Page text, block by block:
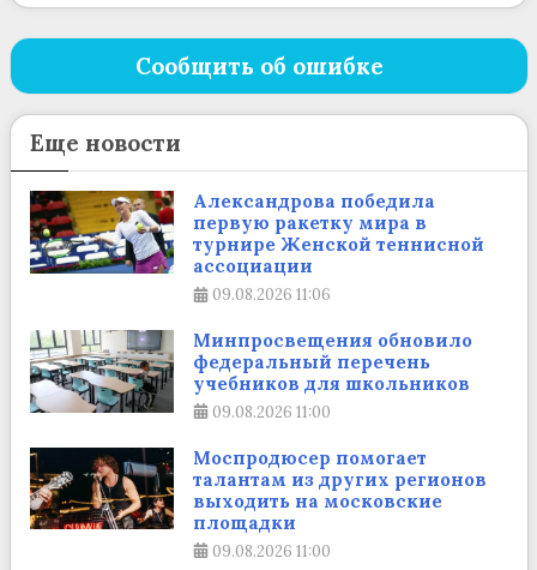
Сообщить об ошибке
Еще новости
Александрова победила
первую ракетку мира в
турнире Женской теннисной
ассоциации
09.08.2026 11:06
Минпросвещения обновило
федеральный перечень
учебников для школьников
09.08.2026 11:00
Моспродюсер помогает
талантам из других регионов
выходить на московские
площадки
09.08.2026 11:00